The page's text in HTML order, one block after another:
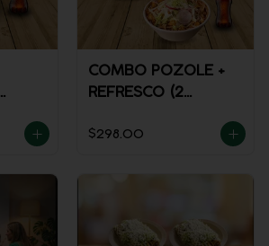
COMBO POZOLE +
REFRESCO (2
$298.00